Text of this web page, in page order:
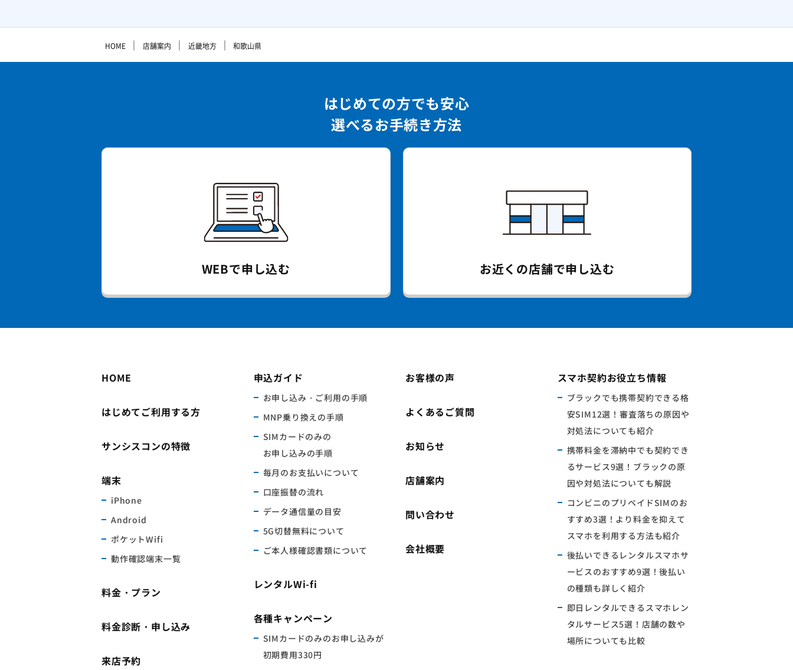
HOME ｜ 店舗案内 ｜ 近畿地方 ｜ 和歌山県
はじめての方でも安心
選べるお手続き方法
WEBで申し込む お近くの店舗で申し込む
HOME
はじめてご利用する方
サンシスコンの特徴
端末
iPhone
Android
ポケットWifi
動作確認端末一覧
料金・プラン
料金診断・申し込み
来店予約
申込ガイド
お申し込み・ご利用の手順
MNP乗り換えの手順
SIMカードのみの
お申し込みの手順
毎月のお支払いについて
口座振替の流れ
データ通信量の目安
5G切替無料について
ご本人様確認書類について
レンタルWi-fi
各種キャンペーン
SIMカードのみのお申し込みが
初期費用330円
お客様の声
よくあるご質問
お知らせ
店舗案内
問い合わせ
会社概要
スマホ契約お役立ち情報
ブラックでも携帯契約できる格
安SIM12選！審査落ちの原因や
対処法についても紹介
携帯料金を滞納中でも契約でき
るサービス9選！ブラックの原
因や対処法についても解説
コンビニのプリペイドSIMのお
すすめ3選！より料金を抑えて
スマホを利用する方法も紹介
後払いできるレンタルスマホサ
ービスのおすすめ9選！後払い
の種類も詳しく紹介
即日レンタルできるスマホレン
タルサービス5選！店舗の数や
場所についても比較